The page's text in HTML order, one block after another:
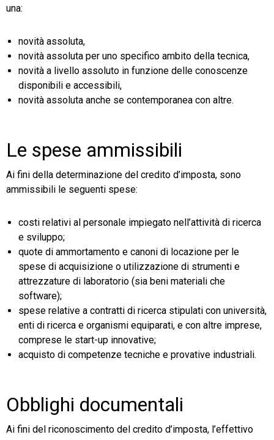
una:
novità assoluta,
novità assoluta per uno specifico ambito della tecnica,
novità a livello assoluto in funzione delle conoscenze
disponibili e accessibili,
novità assoluta anche se contemporanea con altre.
Le spese ammissibili
Ai fini della determinazione del credito d’imposta, sono
ammissibili le seguenti spese:
costi relativi al personale impiegato nell’attività di ricerca
e sviluppo;
quote di ammortamento e canoni di locazione per le
spese di acquisizione o utilizzazione di strumenti e
attrezzature di laboratorio (sia beni materiali che
software);
spese relative a contratti di ricerca stipulati con università,
enti di ricerca e organismi equiparati, e con altre imprese,
comprese le start-up innovative;
acquisto di competenze tecniche e provative industriali.
Obblighi documentali
Ai fini del riconoscimento del credito d’imposta, l’effettivo